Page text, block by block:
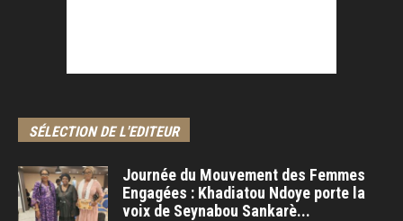
SÉLECTION DE L'EDITEUR
Journée du Mouvement des Femmes
Engagées : Khadiatou Ndoye porte la
voix de Seynabou Sankarè...